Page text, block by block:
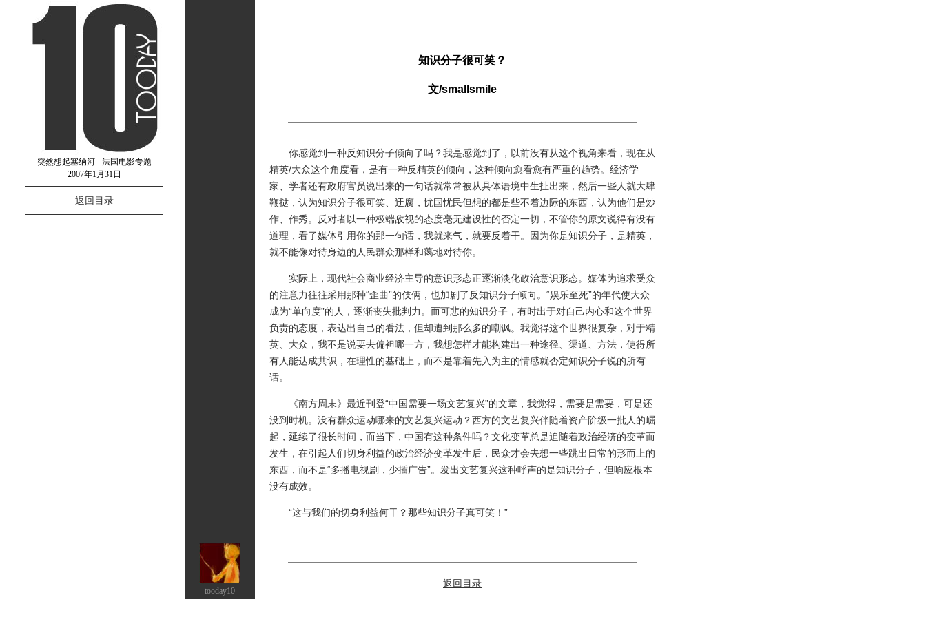
突然想起塞纳河 - 法国电影专题
2007年1月31日
返回目录
tooday10
知识分子很可笑？
文/smallsmile
你感觉到一种反知识分子倾向了吗？我是感觉到了，以前没有从这个视角来看，现在从
精英/大众这个角度看，是有一种反精英的倾向，这种倾向愈看愈有严重的趋势。经济学
家、学者还有政府官员说出来的一句话就常常被从具体语境中生扯出来，然后一些人就大肆
鞭挞，认为知识分子很可笑、迂腐，忧国忧民但想的都是些不着边际的东西，认为他们是炒
作、作秀。反对者以一种极端敌视的态度毫无建设性的否定一切，不管你的原文说得有没有
道理，看了媒体引用你的那一句话，我就来气，就要反着干。因为你是知识分子，是精英，
就不能像对待身边的人民群众那样和蔼地对待你。
实际上，现代社会商业经济主导的意识形态正逐渐淡化政治意识形态。媒体为追求受众
的注意力往往采用那种“歪曲”的伎俩，也加剧了反知识分子倾向。“娱乐至死”的年代使大众
成为“单向度”的人，逐渐丧失批判力。而可悲的知识分子，有时出于对自己内心和这个世界
负责的态度，表达出自己的看法，但却遭到那么多的嘲讽。我觉得这个世界很复杂，对于精
英、大众，我不是说要去偏袒哪一方，我想怎样才能构建出一种途径、渠道、方法，使得所
有人能达成共识，在理性的基础上，而不是靠着先入为主的情感就否定知识分子说的所有
话。
《南方周末》最近刊登“中国需要一场文艺复兴”的文章，我觉得，需要是需要，可是还
没到时机。没有群众运动哪来的文艺复兴运动？西方的文艺复兴伴随着资产阶级一批人的崛
起，延续了很长时间，而当下，中国有这种条件吗？文化变革总是追随着政治经济的变革而
发生，在引起人们切身利益的政治经济变革发生后，民众才会去想一些跳出日常的形而上的
东西，而不是“多播电视剧，少插广告”。发出文艺复兴这种呼声的是知识分子，但响应根本
没有成效。
“这与我们的切身利益何干？那些知识分子真可笑！”
返回目录